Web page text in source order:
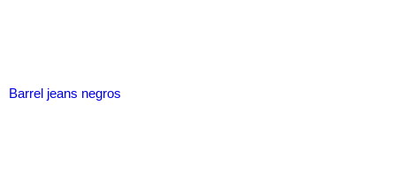
Barrel jeans negros